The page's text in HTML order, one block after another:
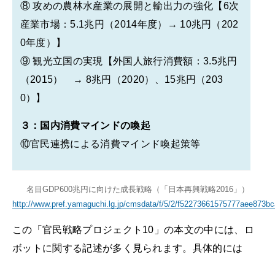
⑧ 攻めの農林水産業の展開と輸出力の強化【6次
産業市場：5.1兆円（2014年度）→ 10兆円（202
0年度）】
⑨ 観光立国の実現【外国人旅行消費額：3.5兆円
（2015） → 8兆円（2020）、15兆円（203
0）】
３：国内消費マインドの喚起
⑩官民連携による消費マインド喚起策等
名目GDP600兆円に向けた成長戦略（「日本再興戦略2016」）
http://www.pref.yamaguchi.lg.jp/cmsdata/f/5/2/
この「官民戦略プロジェクト10」の本文の中には、ロ
ボットに関する記述が多く見られます。具体的には